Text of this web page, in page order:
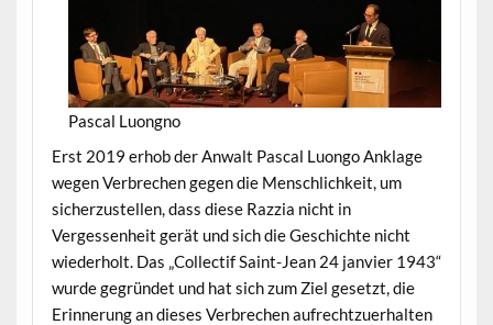
Pascal Luongno
Erst 2019 erhob der Anwalt Pascal Luongo Anklage
wegen Verbrechen gegen die Menschlichkeit, um
sicherzustellen, dass diese Razzia nicht in
Vergessenheit gerät und sich die Geschichte nicht
wiederholt. Das „Collectif Saint-Jean 24 janvier 1943“
wurde gegründet und hat sich zum Ziel gesetzt, die
Erinnerung an dieses Verbrechen aufrechtzuerhalten